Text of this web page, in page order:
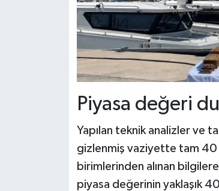
Piyasa değeri
Yapılan teknik analizler ve
gizlenmiş vaziyette tam
birimlerinden alınan
piyasa değerinin yaklaşık